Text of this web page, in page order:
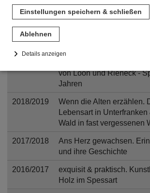
Einstellungen speichern & schließen
Ablehnen
Details anzeigen
Notwendig
Diese Cookies sind für den Betrieb der Seite
Lediglich eine anonyme Session-ID wird hinterlegt.
Diese Website nutzt Matomo Analytics für die
Seitenaufrufe als Statistik. Die hierdurch
ausschließlich auf unseren eigenen Servern
AnonymizeIP zur Anonymisierung Ihrer IP-Adresse,
wird und nicht mehr Ihrem Besuch auf unserer
Unterfranken
Spessart im 20. Jahrhundert
von Loon und Rieneck -
Jahren
2018/2019
Wenn die Alten erzählen.
Lebensart in Unterfranken
Wald in fast vergessenen
2017/2018
Ans Herz gewachsen.
und ihre Geschichte
2016/2017
exquisit & praktisch.
Holz im Spessart